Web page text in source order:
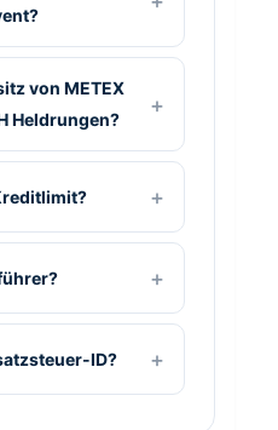
von METEX
Heldrungen?
ID?